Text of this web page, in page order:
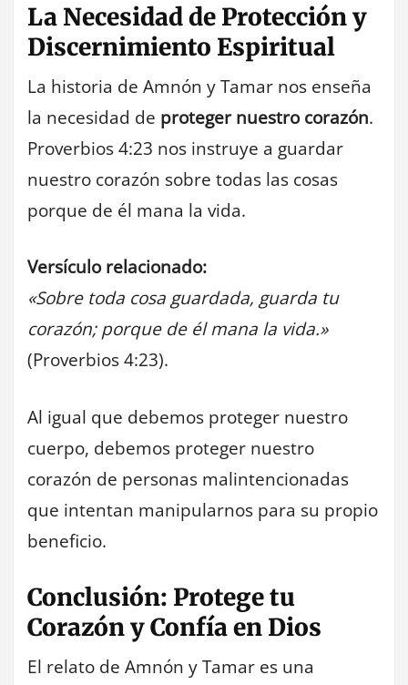
La Necesidad de Protección y
Discernimiento Espiritual
La historia de Amnón y Tamar nos enseña
la necesidad de proteger nuestro corazón.
Proverbios 4:23 nos instruye a guardar
nuestro corazón sobre todas las cosas
porque de él mana la vida.
Versículo relacionado:
«Sobre toda cosa guardada, guarda tu
corazón; porque de él mana la vida.»
(Proverbios 4:23).
Al igual que debemos proteger nuestro
cuerpo, debemos proteger nuestro
corazón de personas malintencionadas
que intentan manipularnos para su propio
beneficio.
Conclusión: Protege tu
Corazón y Confía en Dios
El relato de Amnón y Tamar es una